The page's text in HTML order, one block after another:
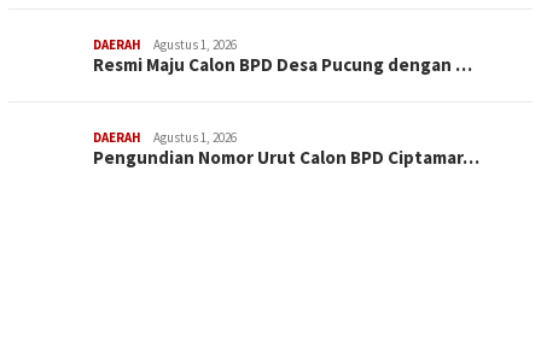
DAERAH Agustus 1, 2026
Resmi Maju Calon BPD Desa Pucung dengan …
DAERAH Agustus 1, 2026
Pengundian Nomor Urut Calon BPD Ciptamar…